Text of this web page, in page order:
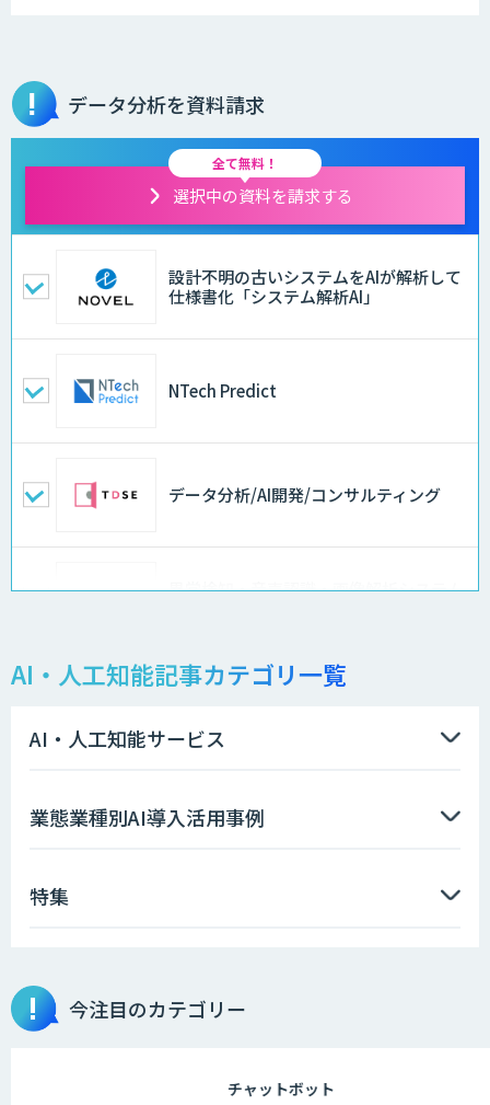
データ分析を資料請求
全て無料！
選択中の資料を請求する
設計不明の古いシステムをAIが解析して
仕様書化「システム解析AI」
NTech Predict
データ分析/AI開発/コンサルティング
異常検知・音声認識・画像解析システム
物品輸出から留学生・研究者のバックチ
AI価格調査ツールSmapra
埋もれた知見を再利用可能なデータ資産
に整備「KIBIT Libria」
AI・人工知能記事カテゴリ一覧
AI・人工知能サービス
業態業種別AI導入活用事例
特集
今注目のカテゴリー
チャットボット